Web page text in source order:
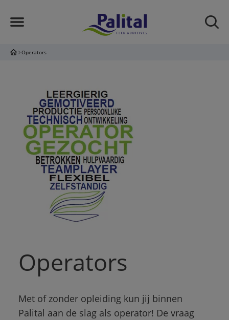
Operators
Operators
Met of zonder opleiding kun jij binnen
Palital aan de slag als operator! De vraag